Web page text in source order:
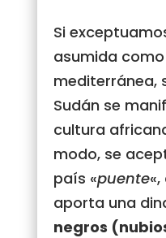
Si
asumida
mediterránea,
Sudán se
cultura
modo, se
país «puente
aporta una
negros